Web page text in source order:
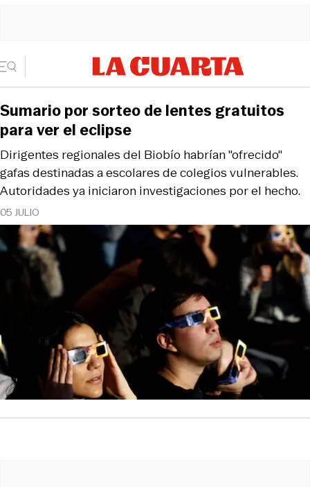
05 JULIO
Dirigentes regionales del Biobío habrían "ofrecido"
gafas destinadas a escolares de colegios vulnerables.
Autoridades ya iniciaron investigaciones por el hecho.
Sumario por sorteo de lentes gratuitos
para ver el eclipse